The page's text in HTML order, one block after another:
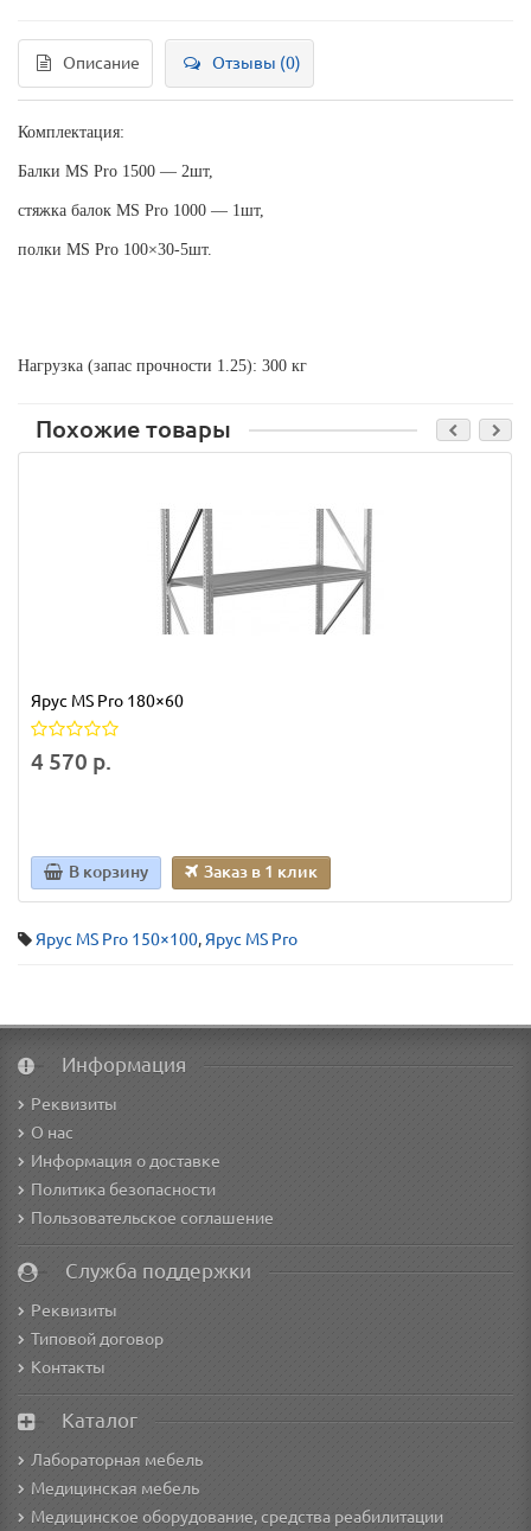
Описание Отзывы (0)
Комплектация:
Балки MS Pro 1500 — 2шт,
стяжка балок MS Pro 1000 — 1шт,
полки MS Pro 100×30-5шт.
Нагрузка (запас прочности 1.25): 300 кг
Похожие товары
Ярус MS Pro 180×60
4 570 р.
В корзину Заказ в 1 клик
Ярус MS Pro 150×100, Ярус MS Pro
Информация
Реквизиты
О нас
Информация о доставке
Политика безопасности
Пользовательское соглашение
Служба поддержки
Реквизиты
Типовой договор
Контакты
Каталог
Лабораторная мебель
Медицинская мебель
Медицинское оборудование, средства реабилитации